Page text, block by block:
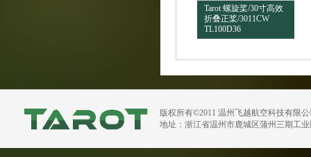
Tarot 螺旋桨/30寸高效
折叠正桨/3011CW
TL100D36
版权所有©2011 温州飞越航空科技有限
地址：浙江省温州市鹿城区蒲州三期工业